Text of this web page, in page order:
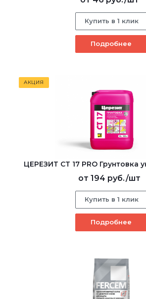
Купить в 1 клик
Подробнее
АКЦИЯ
ЦЕРЕЗИТ CT 17 PRO Грунтовка
от 194 руб./шт
Купить в 1 клик
Подробнее